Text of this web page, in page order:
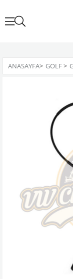
ANASAYFA> GOLF>